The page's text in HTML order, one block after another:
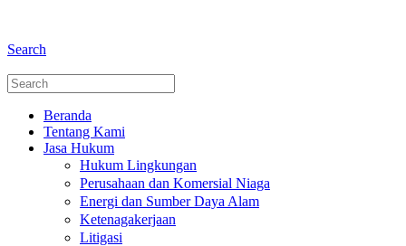
Search
Beranda
Tentang Kami
Jasa Hukum
Hukum Lingkungan
Perusahaan dan Komersial Niaga
Energi dan Sumber Daya Alam
Ketenagakerjaan
Litigasi